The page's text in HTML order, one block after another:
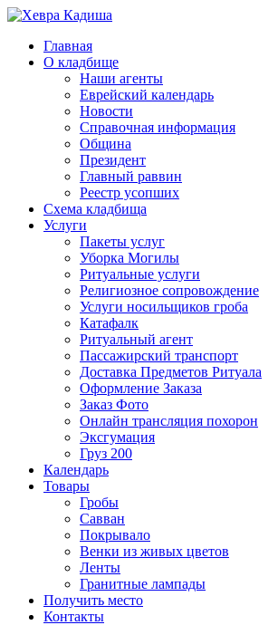
Главная
О кладбище
Наши агенты
Еврейский календарь
Новости
Справочная информация
Община
Президент
Главный раввин
Реестр усопших
Схема кладбища
Услуги
Пакеты услуг
Уборка Могилы
Ритуальные услуги
Религиозное сопровождение
Услуги носильщиков гроба
Катафалк
Ритуальный агент
Пассажирский транспорт
Доставка Предметов Ритуала
Оформление Заказа
Заказ Фото
Онлайн трансляция похорон
Эксгумация
Груз 200
Календарь
Товары
Гробы
Савван
Покрывало
Венки из живых цветов
Ленты
Гранитные лампады
Получить место
Контакты